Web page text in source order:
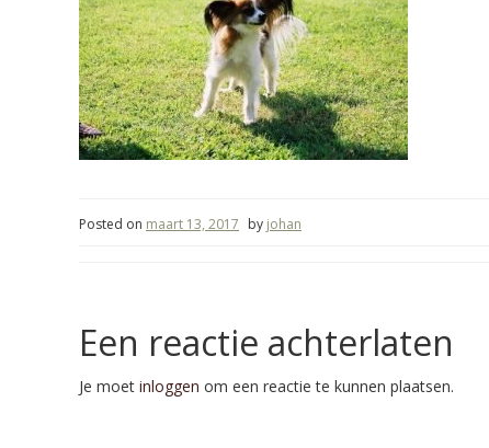
Posted on maart 13, 2017 by johan
Een reactie achterlaten
Je moet inloggen om een reactie te kunnen plaatsen.